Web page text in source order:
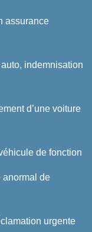
assurance
indemnisation
d’une voiture
de fonction
anormal de
urgente